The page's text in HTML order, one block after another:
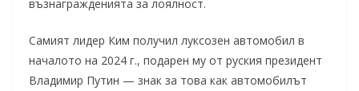
възнагражденията за лоялност.
Самият лидер Ким получил луксозен автомобил в
началото на 2024 г., подарен му от руския президент
Владимир Путин — знак за това как автомобилът